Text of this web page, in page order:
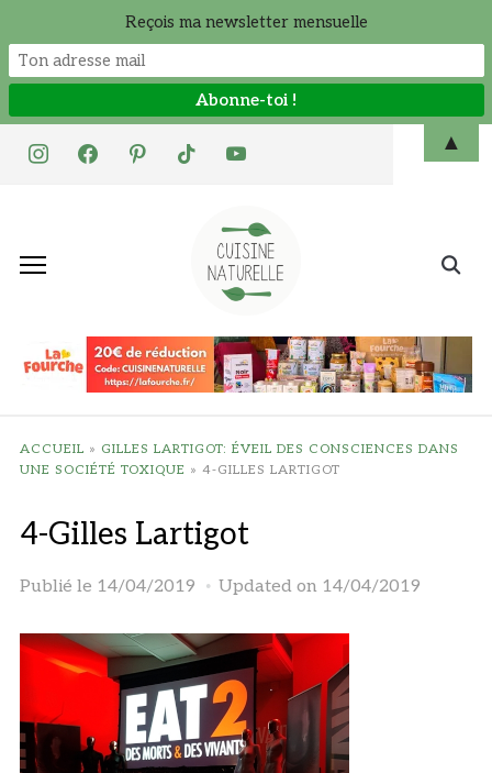
instagramfacebookpinteresttiktok youtube
Search
ACCUEIL » GILLES LARTIGOT: ÉVEIL DES CONSCIENCES DANS
UNE SOCIÉTÉ TOXIQUE » 4-GILLES LARTIGOT
4-Gilles Lartigot
Publié le 14/04/2019 Updated on 14/04/2019
Reçois ma newsletter mensuelle
▲